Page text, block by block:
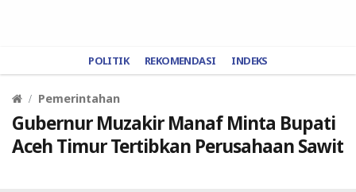
POLITIK REKOMENDASI INDEKS
Pemerintahan
Gubernur Muzakir Manaf Minta Bupati
Aceh Timur Tertibkan Perusahaan Sawit